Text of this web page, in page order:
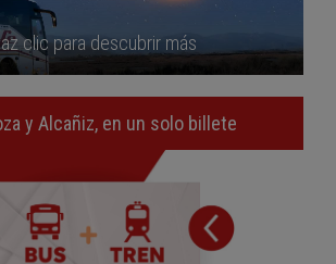
clic para descubrir más
y Alcañiz, en un solo billete